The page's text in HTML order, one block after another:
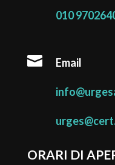
010
 Email
ORARI DI